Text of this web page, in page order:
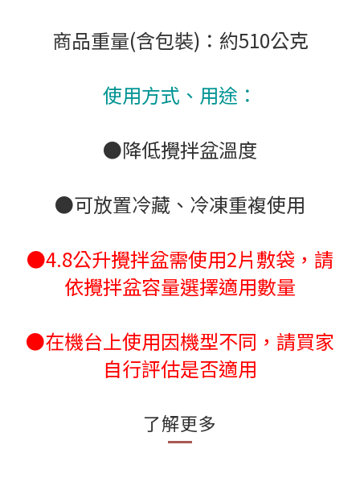
商品重量(含包裝)：約510公克
使用方式、用途：
●降低攪拌盆溫度
●可放置冷藏、冷凍重複使用
●4.8公升攪拌盆需使用2片敷袋，請
依攪拌盆容量選擇適用數量
●在機台上使用因機型不同，請買家
自行評估是否適用
了解更多